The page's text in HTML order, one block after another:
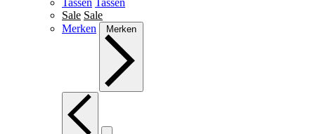
Sale Sale
Merken
Merken